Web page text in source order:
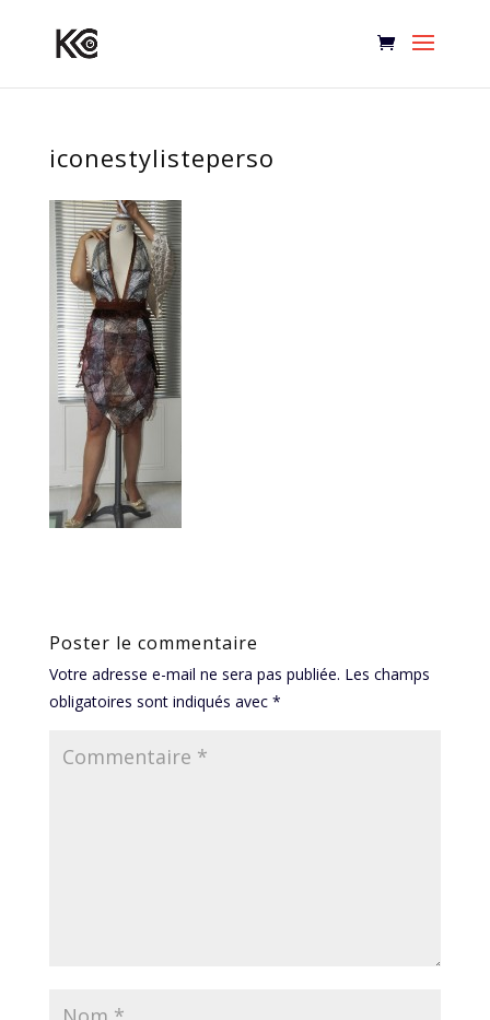
iconestylisteperso
Poster le commentaire
Votre adresse e-mail ne sera pas publiée. Les champs
obligatoires sont indiqués avec *